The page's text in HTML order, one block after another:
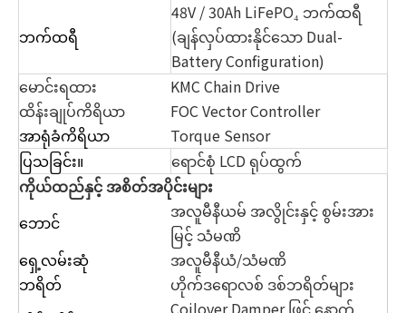
ဘက်ထရီ
48V / 30Ah LiFePO₄ ဘက်ထရီ
(ချန်လှပ်ထားနိုင်သော Dual-
Battery Configuration)
မောင်းရထား
KMC Chain Drive
ထိန်းချုပ်ကိရိယာ
FOC Vector Controller
အာရုံခံကိရိယာ
Torque Sensor
ပြသခြင်း။
ရောင်စုံ LCD ရုပ်ထွက်
ကိုယ်ထည်နှင့် အစိတ်အပိုင်းများ
ဘောင်
အလူမီနီယမ် အလွိုင်းနှင့် စွမ်းအား
မြင့် သံမဏိ
ရှေ့လမ်းဆုံ
အလူမီနီယံ/သံမဏိ
ဘရိတ်
ဟိုက်ဒရောလစ် ဒစ်ဘရိတ်များ
Coilover Damper ဖြင့် နောက်